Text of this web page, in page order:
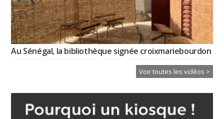
Au Sénégal, la bibliothèque signée croixmariebourdon
Voir toutes les vidéos >